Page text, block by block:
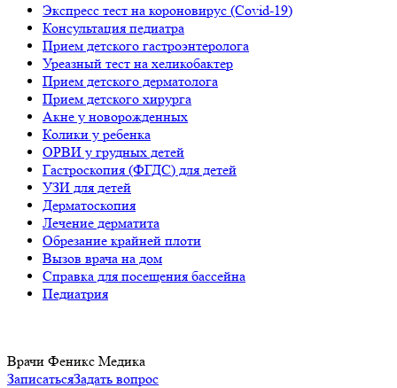
Экспресс тест на короновирус (Covid-19)
Консультация педиатра
Прием детского гастроэнтеролога
Уреазный тест на хеликобактер
Прием детского дерматолога
Прием детского хирурга
Акне у новорожденных
Колики у ребенка
ОРВИ у грудных детей
Гастроскопия (ФГДС) для детей
УЗИ для детей
Дерматоскопия
Лечение дерматита
Обрезание крайней плоти
Вызов врача на дом
Справка для посещения бассейна
Педиатрия
Врачи Феникс Медика
ЗаписатьсяЗадать вопрос